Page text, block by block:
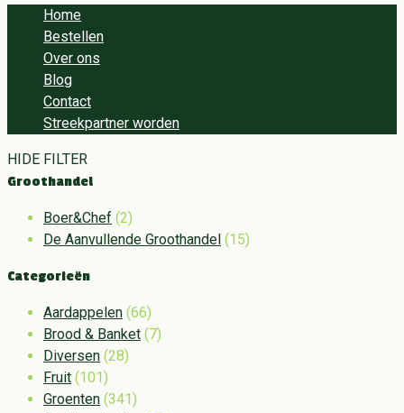
Home
Bestellen
Over ons
Blog
Contact
Streekpartner worden
HIDE FILTER
Groothandel
Boer&Chef (2)
De Aanvullende Groothandel (15)
Categorieën
Aardappelen (66)
Brood & Banket (7)
Diversen (28)
Fruit (101)
Groenten (341)